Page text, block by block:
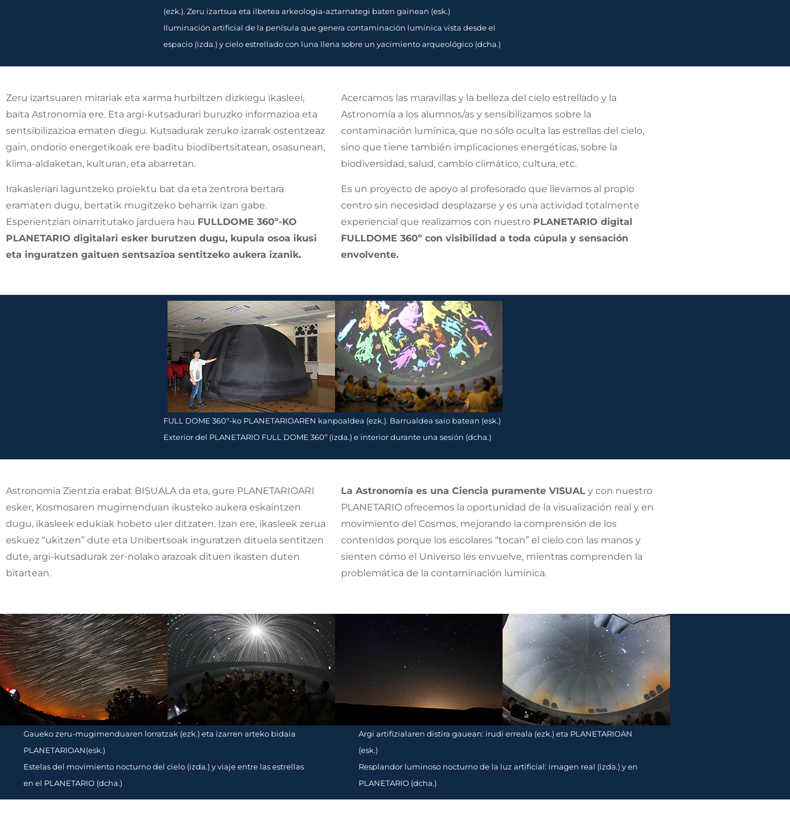
(ezk.). Zeru izartsua eta ilbetea arkeologia-aztarnategi baten gainean (esk.)
Iluminación artificial de la penísula que genera contaminación lumínica vista desde el
espacio (izda.) y cielo estrellado con luna llena sobre un yacimiento arqueológico (dcha.)
Zeru izartsuaren mirariak eta xarma hurbiltzen dizkiegu ikasleei,
baita Astronomia ere. Eta argi-kutsadurari buruzko informazioa eta
sentsibilizazioa ematen diegu. Kutsadurak zeruko izarrak ostentzeaz
gain, ondorio energetikoak ere baditu biodibertsitatean, osasunean,
klima-aldaketan, kulturan, eta abarretan.
Irakasleriari laguntzeko proiektu bat da eta zentrora bertara
eramaten dugu, bertatik mugitzeko beharrik izan gabe.
Esperientzian oinarritutako jarduera hau FULLDOME 360º-KO
PLANETARIO digitalari esker burutzen dugu, kupula osoa ikusi
eta inguratzen gaituen sentsazioa sentitzeko aukera izanik.
Acercamos las maravillas y la belleza del cielo estrellado y la
Astronomía a los alumnos/as y sensibilizamos sobre la
contaminación lumínica, que no sólo oculta las estrellas del cielo,
sino que tiene también implicaciones energéticas, sobre la
biodiversidad, salud, cambio climático, cultura, etc.
Es un proyecto de apoyo al profesorado que llevamos al propio
centro sin necesidad desplazarse y es una actividad totalmente
experiencial que realizamos con nuestro PLANETARIO digital
FULLDOME 360º con visibilidad a toda cúpula y sensación
envolvente.
FULL DOME 360º-ko PLANETARIOAREN kanpoaldea (ezk.). Barrualdea saio batean (esk.)
Exterior del PLANETARIO FULL DOME 360º (izda.) e interior durante una sesión (dcha.)
Astronomia Zientzia erabat BISUALA da eta, gure PLANETARIOARI
esker, Kosmosaren mugimenduan ikusteko aukera eskaintzen
dugu, ikasleek edukiak hobeto uler ditzaten. Izan ere, ikasleek zerua
eskuez “ukitzen” dute eta Unibertsoak inguratzen dituela sentitzen
dute, argi-kutsadurak zer-nolako arazoak dituen ikasten duten
bitartean.
La Astronomía es una Ciencia puramente VISUAL y con nuestro
PLANETARIO ofrecemos la oportunidad de la visualización real y en
movimiento del Cosmos, mejorando la comprensión de los
contenidos porque los escolares “tocan” el cielo con las manos y
sienten cómo el Universo les envuelve, mientras comprenden la
problemática de la contaminación lumínica.
Gaueko zeru-mugimenduaren lorratzak (ezk.) eta izarren arteko bidaia
PLANETARIOAN(esk.)
Estelas del movimiento nocturno del cielo (izda.) y viaje entre las estrellas
en el PLANETARIO (dcha.)
Argi artifizialaren distira gauean: irudi erreala (ezk.) eta PLANETARIOAN
(esk.)
Resplandor luminoso nocturno de la luz artificial: imagen real (izda.) y en
PLANETARIO (dcha.)